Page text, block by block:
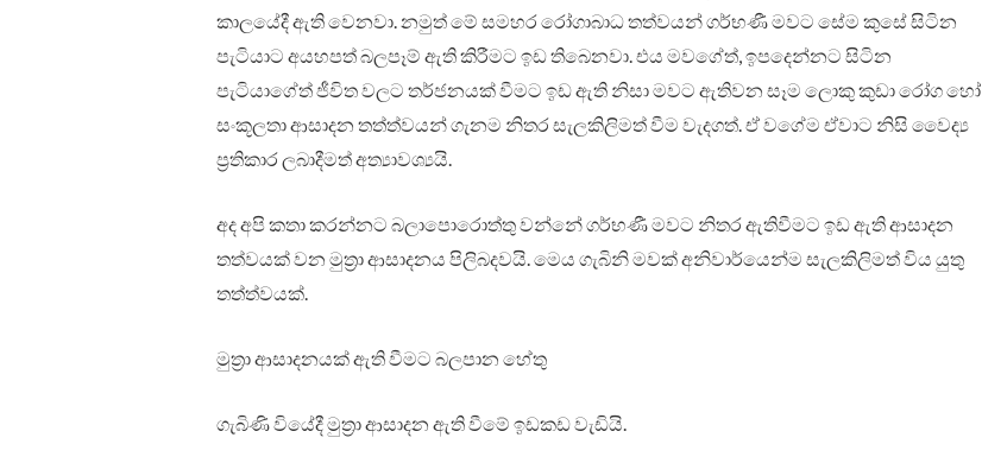
කාලයේදී ඇති වෙනවා. නමුත් මේ සමහර රෝගාබාධ තත්වයන් ගර්භණී මවට සේම කුසේ සිටින
පැටියාට අයහපත් බලපෑම් ඇති කිරීමට ඉඩ තිබෙනවා. එය මවගේත්, ඉපදෙන්නට සිටින
පැටියාගේත් ජීවිත වලට තර්ජනයක් වීමට ඉඩ ඇති නිසා මවට ඇතිවන සෑම ලොකු කුඩා රෝග හෝ
සංකූලතා ආසාදන තත්ත්වයන් ගැනම නිතර සැලකිලිමත් වීම වැදගත්. ඒ වගේම ඒවාට නිසි වෛද්‍ය
ප්‍රතිකාර ලබාදීමත් අත්‍යාවශ්‍යයි.
අද අපි කතා කරන්නට බලාපොරොත්තු වන්නේ ගර්භණී මවට නිතර ඇතිවීමට ඉඩ ඇති ආසාදන
තත්වයක් වන මුත්‍රා ආසාදනය පිලිබදවයි. මෙය ගැබිනි මවක් අනිවාර්යෙන්ම සැලකිලිමත් විය යුතු
තත්ත්වයක්.
මුත්‍රා ආසාදනයක් ඇති වීමට බලපාන හේතු
ගැබිණි වියේදී මුත්‍රා ආසාදන ඇති වීමේ ඉඩකඩ වැඩියි.